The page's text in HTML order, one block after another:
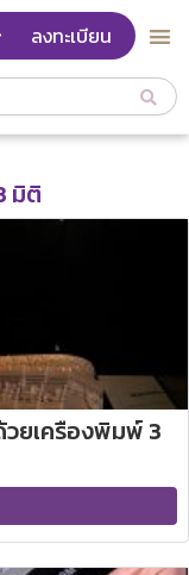
ลงทะเบียน
มิติ
ยเครื่องพิมพ์ 3